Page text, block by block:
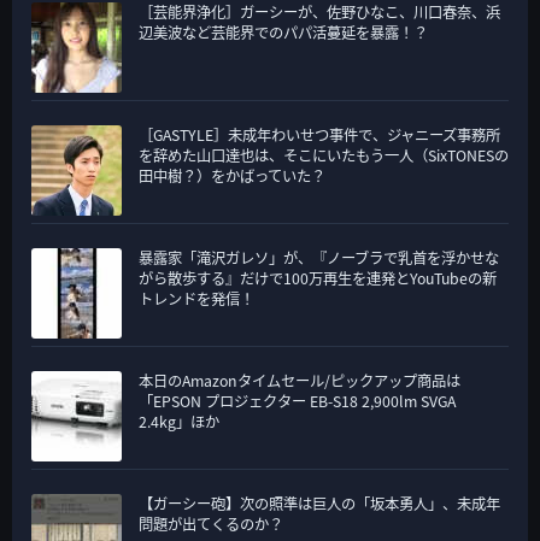
［芸能界浄化］ガーシーが、佐野ひなこ、川口春奈、浜
辺美波など芸能界でのパパ活蔓延を暴露！？
［GASTYLE］未成年わいせつ事件で、ジャニーズ事務所
を辞めた山口達也は、そこにいたもう一人（SixTONESの
田中樹？）をかばっていた？
暴露家「滝沢ガレソ」が、『ノーブラで乳首を浮かせな
がら散歩する』だけで100万再生を連発とYouTubeの新
トレンドを発信！
本日のAmazonタイムセール/ピックアップ商品は
「EPSON プロジェクター EB-S18 2,900lm SVGA
2.4kg」ほか
【ガーシー砲】次の照準は巨人の「坂本勇人」、未成年
問題が出てくるのか？